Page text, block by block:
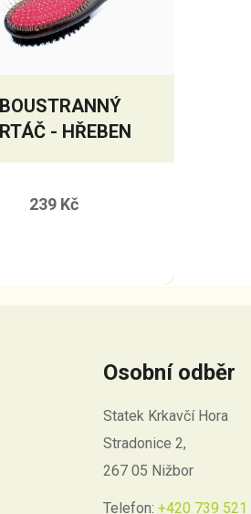
- HŘEBEN
239 Kč
Osobní odběr
Statek Krkavčí Hora
Stradonice 2,
267 05 Nižbor
Telefon: +420 739 521